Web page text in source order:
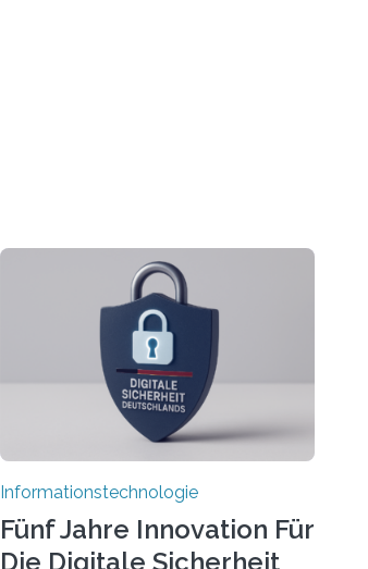
Informationstechnologie
Fünf Jahre Innovation Für
Die Digitale Sicherheit